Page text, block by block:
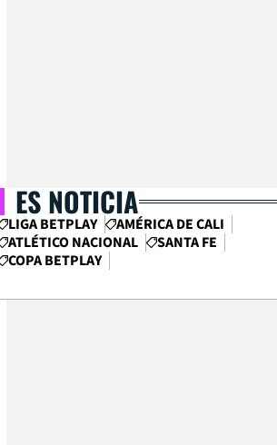
ES NOTICIA
LIGA BETPLAY
AMÉRICA DE CALI
ATLÉTICO NACIONAL
SANTA FE
COPA BETPLAY